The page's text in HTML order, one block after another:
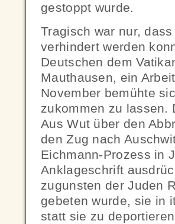
gestoppt wurde.
Tragisch war nur,
verhindert werden
Deutschen dem
Mauthausen, ein
November bemühte
zukommen zu lassen.
Aus Wut über den
den Zug nach
Eichmann-Prozess in
Anklageschrift
zugunsten der Juden
gebeten wurde, sie in
statt sie zu